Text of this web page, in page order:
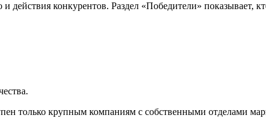
действия конкурентов. Раздел «Победители» показывает,
только крупным компаниям с собственными отделами